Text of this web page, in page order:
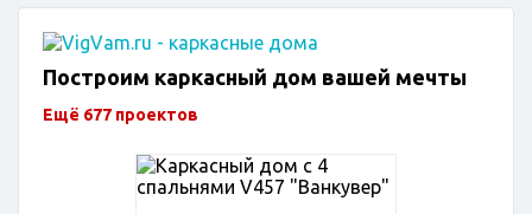
Построим каркасный дом вашей мечты
Ещё 677 проектов